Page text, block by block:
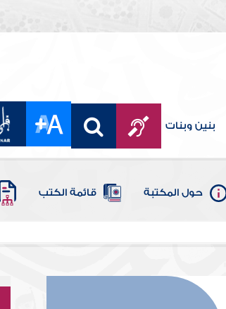
بنين وبنات
حول المكتبة قائمة الكتب